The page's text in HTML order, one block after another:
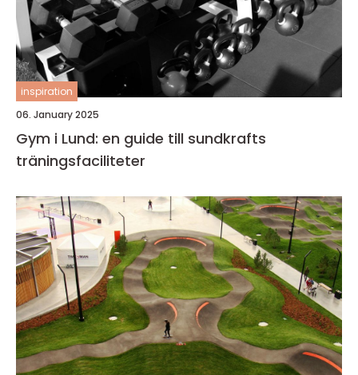
inspiration
06. January 2025
Gym i Lund: en guide till sundkrafts
träningsfaciliteter